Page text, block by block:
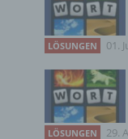
LÖSUNGEN 01.
LÖSUNGEN 29.